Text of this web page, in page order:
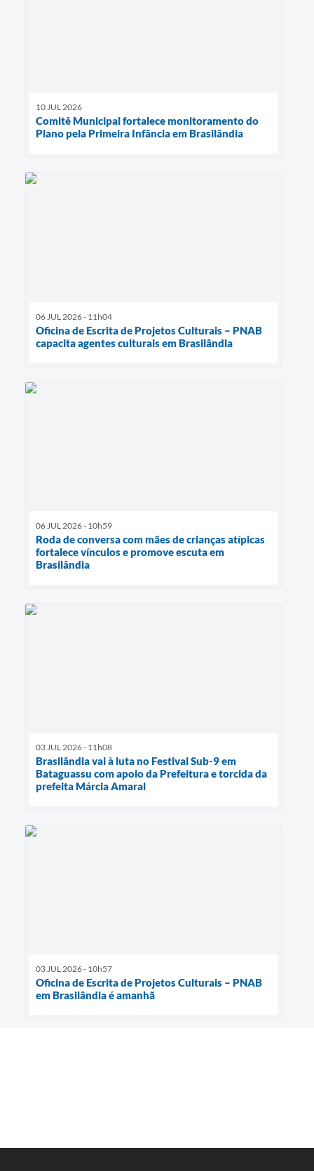
10 JUL 2026
Comitê Municipal fortalece monitoramento do
Plano pela Primeira Infância em Brasilândia
06 JUL 2026 - 11h04
Oficina de Escrita de Projetos Culturais – PNAB
capacita agentes culturais em Brasilândia
06 JUL 2026 - 10h59
Roda de conversa com mães de crianças atípicas
fortalece vínculos e promove escuta em
Brasilândia
03 JUL 2026 - 11h08
Brasilândia vai à luta no Festival Sub-9 em
Bataguassu com apoio da Prefeitura e torcida da
prefeita Márcia Amaral
03 JUL 2026 - 10h57
Oficina de Escrita de Projetos Culturais – PNAB
em Brasilândia é amanhã